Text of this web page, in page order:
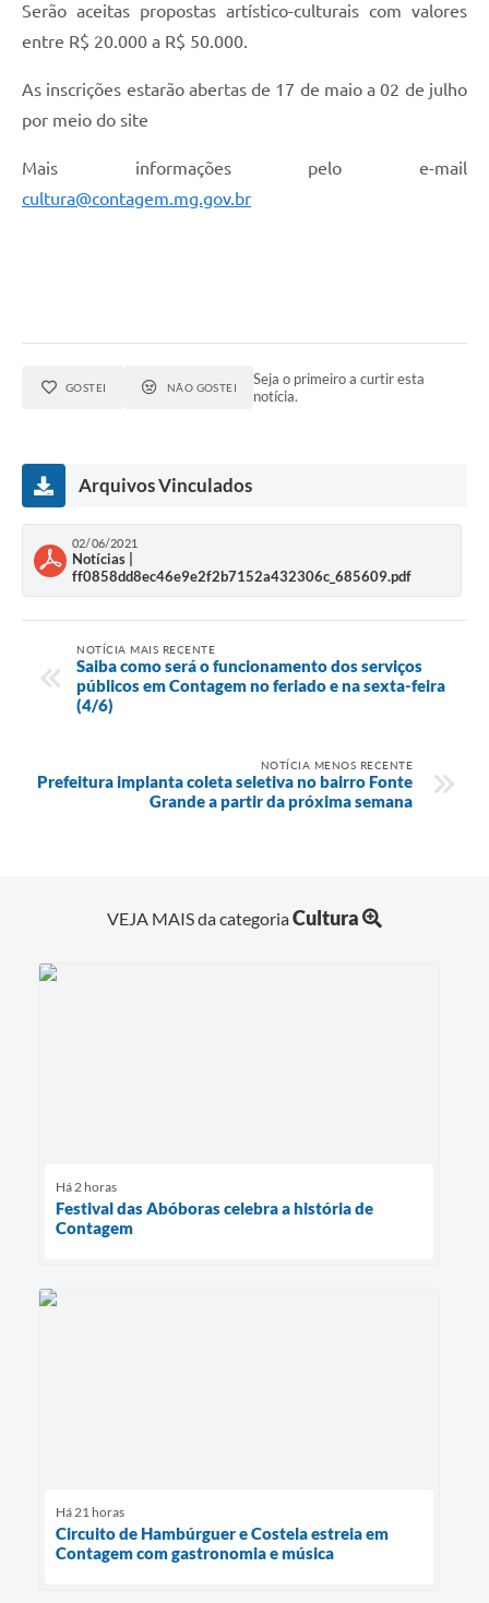
Serão aceitas propostas artístico-culturais com valores
entre R$ 20.000 a R$ 50.000.
As inscrições estarão abertas de 17 de maio a 02 de julho
por meio do site
Mais informações pelo e-mail
cultura@contagem.mg.gov.br
GOSTEI NÃO GOSTEI
Seja o primeiro a curtir esta
notícia.
Arquivos Vinculados
02/06/2021
Notícias |
ff0858dd8ec46e9e2f2b7152a432306c_685609.pdf
NOTÍCIA MAIS RECENTE
Saiba como será o funcionamento dos serviços
públicos em Contagem no feriado e na sexta-feira
(4/6)
NOTÍCIA MENOS RECENTE
Prefeitura implanta coleta seletiva no bairro Fonte
Grande a partir da próxima semana
VEJA MAIS da categoriaCultura
Há 2 horas
Festival das Abóboras celebra a história de
Contagem
Há 21 horas
Circuito de Hambúrguer e Costela estreia em
Contagem com gastronomia e música